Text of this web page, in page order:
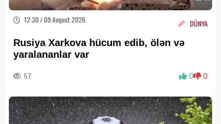
12:30 / 09 Avqust 2026 DÜNYA
Rusiya Xarkova hücum edib, ölən və
yaralananlar var
57 0 0